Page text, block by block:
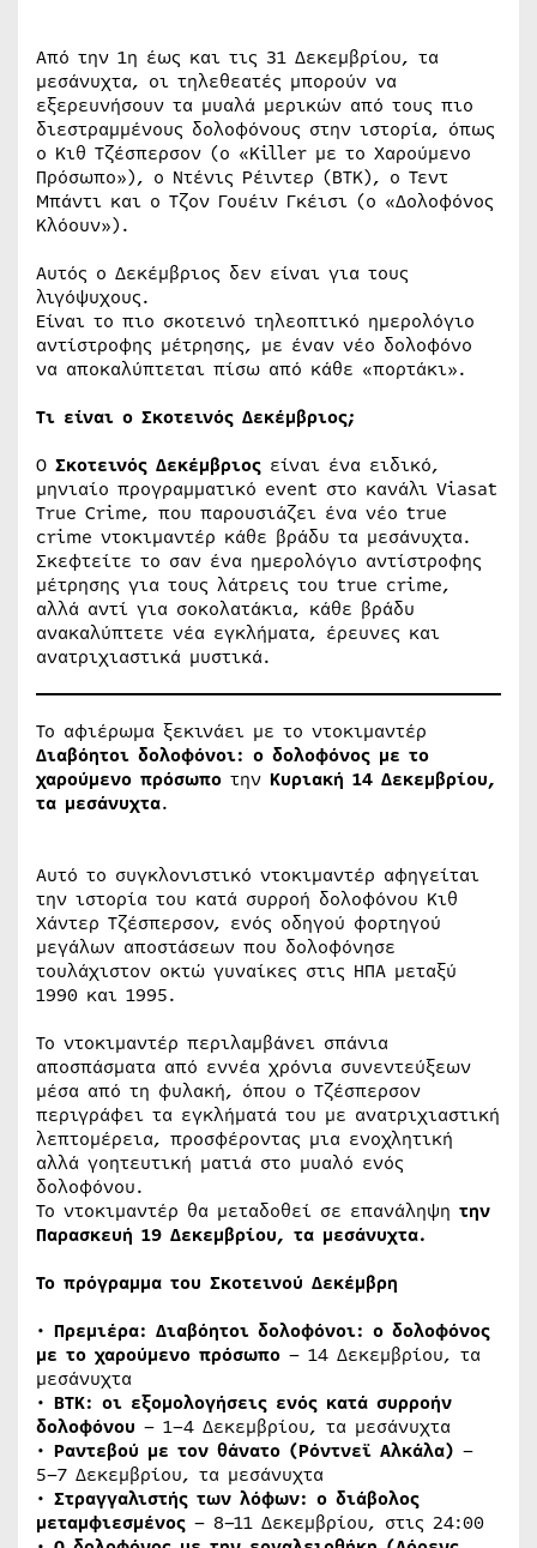
Από την 1η έως και τις 31 Δεκεμβρίου, τα
μεσάνυχτα, οι τηλεθεατές μπορούν να
εξερευνήσουν τα μυαλά μερικών από τους πιο
διεστραμμένους δολοφόνους στην ιστορία, όπως
ο Κιθ Τζέσπερσον (ο «Killer με το Χαρούμενο
Πρόσωπο»), ο Ντένις Ρέιντερ (BTK), ο Τεντ
Μπάντι και ο Τζον Γουέιν Γκέισι (ο «Δολοφόνος
Κλόουν»).
Αυτός ο Δεκέμβριος δεν είναι για τους
λιγόψυχους.
Είναι το πιο σκοτεινό τηλεοπτικό ημερολόγιο
αντίστροφης μέτρησης, με έναν νέο δολοφόνο
να αποκαλύπτεται πίσω από κάθε «πορτάκι».
Τι είναι ο Σκοτεινός Δεκέμβριος;
Ο Σκοτεινός Δεκέμβριος είναι ένα ειδικό,
μηνιαίο προγραμματικό event στο κανάλι Viasat
True Crime, που παρουσιάζει ένα νέο true
crime ντοκιμαντέρ κάθε βράδυ τα μεσάνυχτα.
Σκεφτείτε το σαν ένα ημερολόγιο αντίστροφης
μέτρησης για τους λάτρεις του true crime,
αλλά αντί για σοκολατάκια, κάθε βράδυ
ανακαλύπτετε νέα εγκλήματα, έρευνες και
ανατριχιαστικά μυστικά.
Το αφιέρωμα ξεκινάει με το ντοκιμαντέρ
Διαβόητοι δολοφόνοι: ο δολοφόνος με το
χαρούμενο πρόσωπο την Κυριακή 14 Δεκεμβρίου,
τα μεσάνυχτα.
Αυτό το συγκλονιστικό ντοκιμαντέρ αφηγείται
την ιστορία του κατά συρροή δολοφόνου Κιθ
Χάντερ Τζέσπερσον, ενός οδηγού φορτηγού
μεγάλων αποστάσεων που δολοφόνησε
τουλάχιστον οκτώ γυναίκες στις ΗΠΑ μεταξύ
1990 και 1995.
Το ντοκιμαντέρ περιλαμβάνει σπάνια
αποσπάσματα από εννέα χρόνια συνεντεύξεων
μέσα από τη φυλακή, όπου ο Τζέσπερσον
περιγράφει τα εγκλήματά του με ανατριχιαστική
λεπτομέρεια, προσφέροντας μια ενοχλητική
αλλά γοητευτική ματιά στο μυαλό ενός
δολοφόνου.
Το ντοκιμαντέρ θα μεταδοθεί σε επανάληψη την
Παρασκευή 19 Δεκεμβρίου, τα μεσάνυχτα.
Το πρόγραμμα του Σκοτεινού Δεκέμβρη
• Πρεμιέρα: Διαβόητοι δολοφόνοι: ο δολοφόνος
με το χαρούμενο πρόσωπο – 14 Δεκεμβρίου, τα
μεσάνυχτα
• ΒΤΚ: οι εξομολογήσεις ενός κατά συρροήν
δολοφόνου – 1–4 Δεκεμβρίου, τα μεσάνυχτα
• Ραντεβού με τον θάνατο (Ρόντνεϊ Αλκάλα) –
5–7 Δεκεμβρίου, τα μεσάνυχτα
• Στραγγαλιστής των λόφων: ο διάβολος
μεταμφιεσμένος – 8–11 Δεκεμβρίου, στις 24:00